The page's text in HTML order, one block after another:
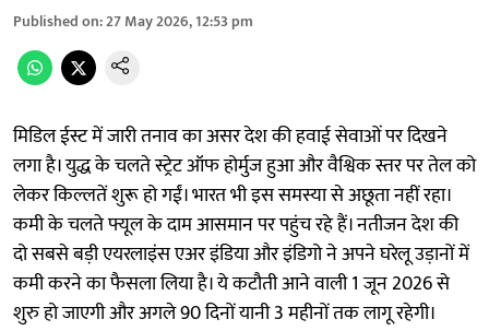
Published on:27 May 2026, 12:53 pm
मिडिल ईस्ट में जारी तनाव का असर देश की हवाई सेवाओं पर दिखने
लगा है। युद्ध के चलते स्ट्रेट ऑफ होर्मुज हुआ और वैश्विक स्तर पर तेल को
लेकर किल्लतें शुरू हो गईं। भारत भी इस समस्या से अछूता नहीं रहा।
कमी के चलते फ्यूल के दाम आसमान पर पहुंच रहे हैं। नतीजन देश की
दो सबसे बड़ी एयरलाइंस एअर इंडिया और इंडिगो ने अपने घरेलू उड़ानों में
कमी करने का फैसला लिया है। ये कटौती आने वाली 1 जून 2026 से
शुरु हो जाएगी और अगले 90 दिनों यानी 3 महीनों तक लागू रहेगी।